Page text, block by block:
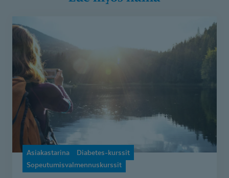
Henni
löysi
vertaistukea
ykköstyypin
diabeteksen
kanssa
elämiseen
sopeutumisvalmennuksesta
Asiakastarina
Diabetes-kurssit
Sopeutumisvalmennuskurssit